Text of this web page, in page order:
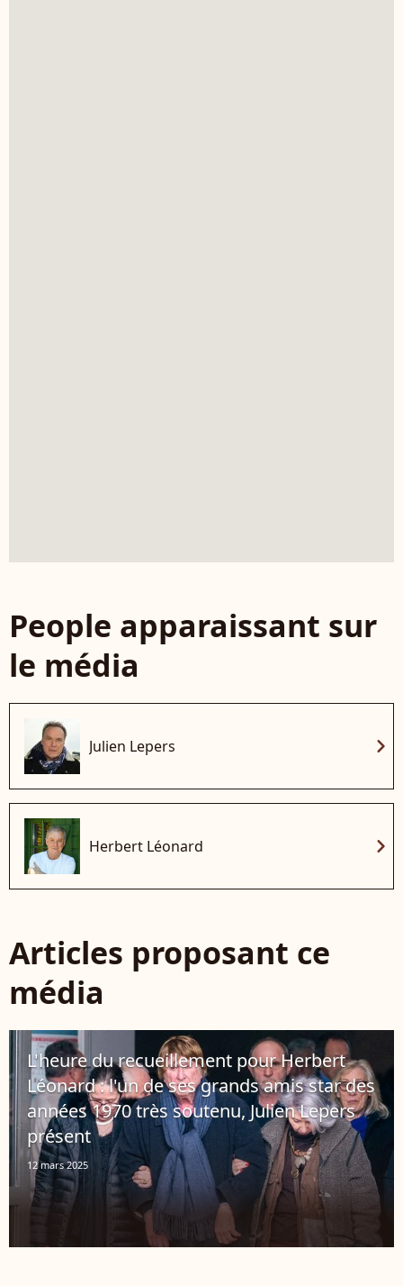
People apparaissant sur
le média
Julien Lepers chevron_right
Herbert Léonard chevron_right
Articles proposant ce
média
L'heure du recueillement pour Herbert
Léonard : l'un de ses grands amis star des
années 1970 très soutenu, Julien Lepers
présent
12 mars 2025